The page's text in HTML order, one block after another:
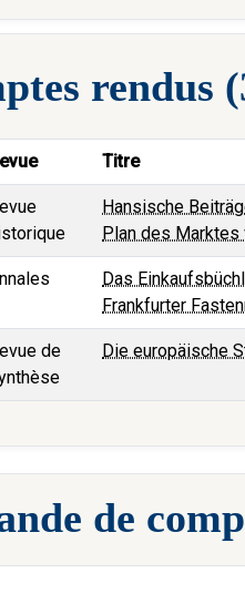
rendus
Titre
Hansische
Plan des Marktes
Das
Frankfurter
de
Die europäische
de